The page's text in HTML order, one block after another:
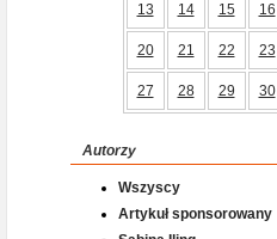
13 14 15 16
20 21 22 23
27 28 29 30
Autorzy
Wszyscy
Artykuł sponsorowany